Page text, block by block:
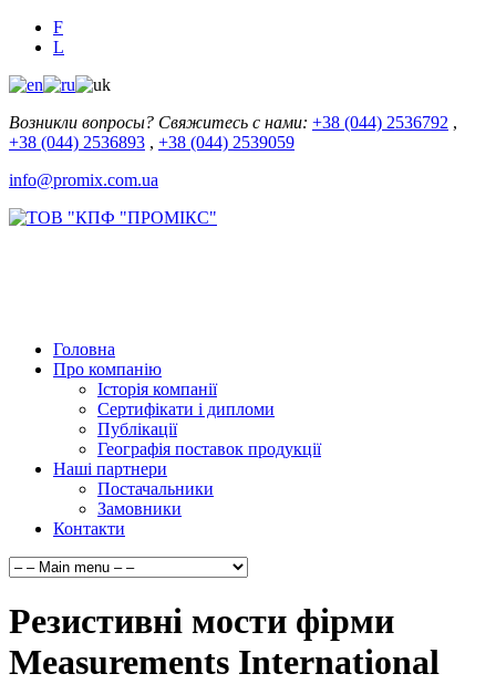
F
L
Возникли вопросы? Свяжитесь с нами: +38 (044) 2536792 ,
+38 (044) 2536893 , +38 (044) 2539059
info@promix.com.ua
Головна
Про компанію
Історія компанії
Сертифікати і дипломи
Публікації
Географія поставок продукції
Наші партнери
Постачальники
Замовники
Контакти
Резистивні мости фірми
Measurements International